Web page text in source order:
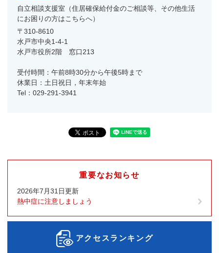
自立相談支援室（住居確保給付金のご相談等、その他生活
にお困りの方はこちらへ）
〒310-8610
水戸市中央1-4-1
水戸市役所2階 窓口213
受付時間：午前8時30分から午後5時まで
休業日：土日祝日，年末年始
Tel：029-291-3941
重要なお知らせ
2026年7月31日更新
熱中症に注意しましょう
アクセスランキング